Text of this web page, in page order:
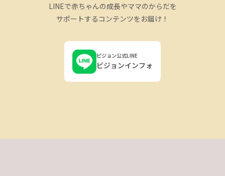
LINEで赤ちゃんの成長やママのからだを
サポートするコンテンツをお届け！
ピジョン公式LINE
ピジョンインフォ